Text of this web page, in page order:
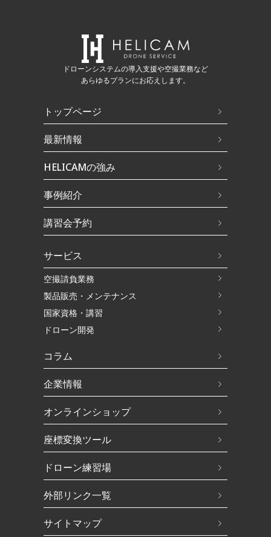
ドローンシステムの導入支援や空撮業務など
あらゆるプランにお応えします。
トップページ
最新情報
HELICAMの強み
事例紹介
講習会予約
サービス
空撮請負業務
製品販売・メンテナンス
国家資格・講習
ドローン開発
コラム
企業情報
オンラインショップ
座標変換ツール
ドローン練習場
外部リンク一覧
サイトマップ